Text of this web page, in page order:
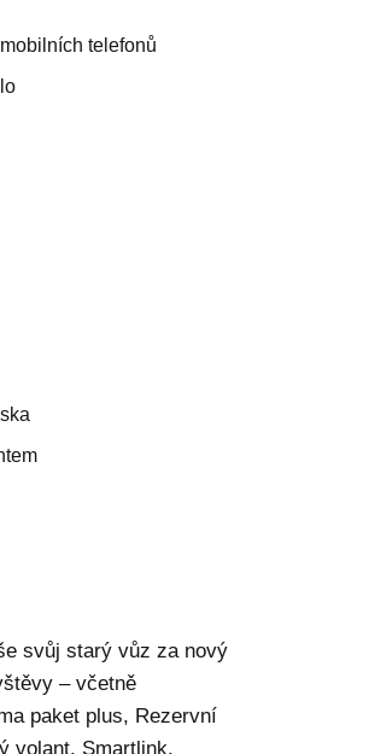
telefonů
svůj starý vůz za nový
– včetně
paket plus, Rezervní
volant, Smartlink,